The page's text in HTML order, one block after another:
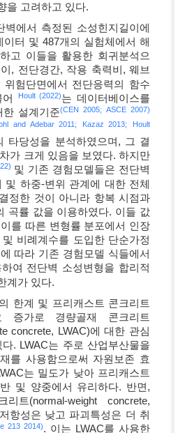
을 고려하고 있다.
벽에서 측정된 소성힌지길이에
터 및 487개의 실험체에서 해
고 이들을 활용한 회귀분석으
, 전단경간, 작용 축력비, 웨브
험단면에서 전단응력의 함수
Hoult (2022)는 데이터베이스를
한 설계기준(CEN 2005; ASCE 2007)
and Adebar 2011; Kazaz 2013;
Hoult
타당성을 분석하였으며, 그 결
가 크게 있음을 보였다. 하지만
및 기존 경험모델들은 전단벽
및 하중-변위 관계에 대한 전체
정한 것이 아니라 항복 시점과
곡률 값을 이용하였다. 이들 값
를 따른 변형률 분포에서 인장
비례계수를 도입한 단순가정
따라 기존 경험모델 식들에서
여 전단벽 소성변형을 합리적
계가 있다.
한계 및 프리캐스트 콘크리트
증가로 경량골재 콘크리트
concrete, LWAC)에 대한 관심
. LWAC는 주로 산업부산물을
를 사용함으로써 자원보존 효
는 밀도가 낮아 프리캐스트
및 양중에서 유리하다. 반면,
트(normal-weight concrete,
항성은 낮고 파괴특성은 더 취
213 2014). 이는 LWAC를 사용한